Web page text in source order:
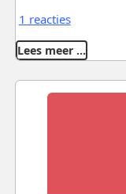
1 reacties
Lees meer …